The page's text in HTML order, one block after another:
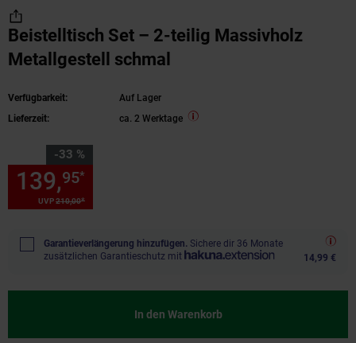
Beistelltisch Set – 2-teilig Massivholz
Metallgestell schmal
Verfügbarkeit:
Auf Lager
Lieferzeit:
ca. 2 Werktage
-33 %
Sie Sparen 33 Prozent,
UVP210,00*
139,95*
Garantieverlängerung hinzufügen. Sichere dir 36 Monate
zusätzlichen Garantieschutz mit
14,99 €
In den Warenkorb